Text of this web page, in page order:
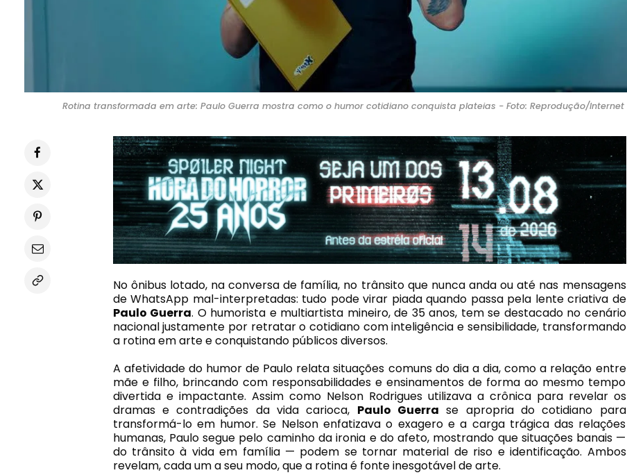
Rotina transformada em arte: Paulo Guerra mostra como o humor cotidiano conquista plateias - Foto: Reprodução/Internet
No ônibus lotado, na conversa de família, no trânsito que nunca anda ou até nas mensagens
de WhatsApp mal-interpretadas: tudo pode virar piada quando passa pela lente criativa de
Paulo Guerra. O humorista e multiartista mineiro, de 35 anos, tem se destacado no cenário
nacional justamente por retratar o cotidiano com inteligência e sensibilidade, transformando
a rotina em arte e conquistando públicos diversos.
A afetividade do humor de Paulo relata situações comuns do dia a dia, como a relação entre
mãe e filho, brincando com responsabilidades e ensinamentos de forma ao mesmo tempo
divertida e impactante. Assim como Nelson Rodrigues utilizava a crônica para revelar os
dramas e contradições da vida carioca, Paulo Guerra se apropria do cotidiano para
transformá-lo em humor. Se Nelson enfatizava o exagero e a carga trágica das relações
humanas, Paulo segue pelo caminho da ironia e do afeto, mostrando que situações banais —
do trânsito à vida em família — podem se tornar material de riso e identificação. Ambos
revelam, cada um a seu modo, que a rotina é fonte inesgotável de arte.